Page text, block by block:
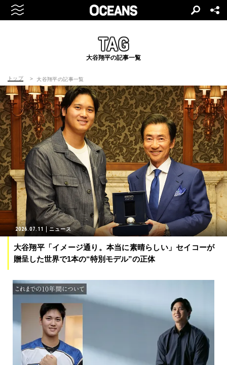
TAG
大谷翔平の記事一覧
トップ 大谷翔平の記事一覧
2026.07.11 ニュース
大谷翔平「イメージ通り。本当に素晴らしい」セイコーが
贈呈した世界で1本の“特別モデル”の正体